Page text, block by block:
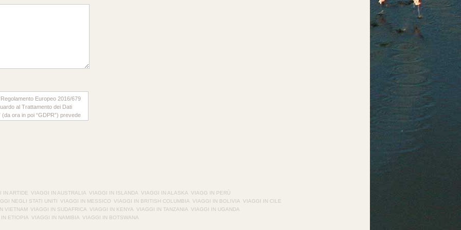
Europeo 2016/679
al Trattamento dei Dati
ora in poi “GDPR”) prevede
che:
IN ARTIDE VIAGGI IN AUSTRALIA VIAGGI IN ISLANDA VIAGGI IN ALASKA VIAGG IN PERÙ
NEGLI STATI UNITI VIAGGI IN MESSICO VIAGGI IN BRITISH COLUMBIA VIAGGI IN BOLIVIA VIAGGI IN CILE
VIETNAM VIAGGI IN SUDAFRICA VIAGGI IN KENYA VIAGGI IN TANZANIA VIAGGI IN UGANDA
ETIOPIA VIAGGI IN NAMIBIA VIAGGI IN BOTSWANA